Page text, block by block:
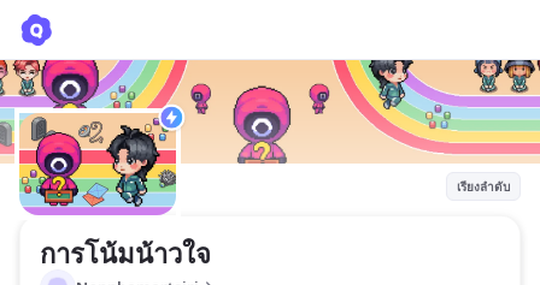
เรียงลำดับ
การโน้มน้าวใจ